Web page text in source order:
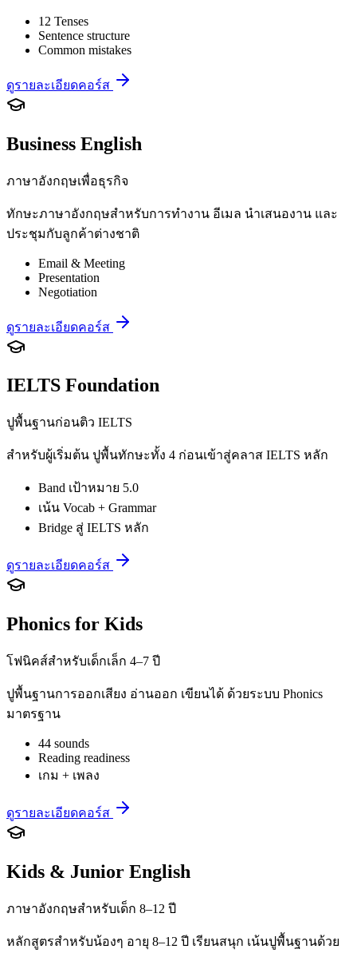
12 Tenses
Sentence structure
Common mistakes
ดูรายละเอียดคอร์ส
Business English
ภาษาอังกฤษเพื่อธุรกิจ
ทักษะภาษาอังกฤษสำหรับการทำงาน อีเมล นำเสนองาน และ
ประชุมกับลูกค้าต่างชาติ
Email & Meeting
Presentation
Negotiation
ดูรายละเอียดคอร์ส
IELTS Foundation
ปูพื้นฐานก่อนติว IELTS
สำหรับผู้เริ่มต้น ปูพื้นทักษะทั้ง 4 ก่อนเข้าสู่คลาส IELTS หลัก
Band เป้าหมาย 5.0
เน้น Vocab + Grammar
Bridge สู่ IELTS หลัก
ดูรายละเอียดคอร์ส
Phonics for Kids
โฟนิคส์สำหรับเด็กเล็ก 4–7 ปี
ปูพื้นฐานการออกเสียง อ่านออก เขียนได้ ด้วยระบบ Phonics
มาตรฐาน
44 sounds
Reading readiness
เกม + เพลง
ดูรายละเอียดคอร์ส
Kids & Junior English
ภาษาอังกฤษสำหรับเด็ก 8–12 ปี
หลักสูตรสำหรับน้องๆ อายุ 8–12 ปี เรียนสนุก เน้นปูพื้นฐานด้วย